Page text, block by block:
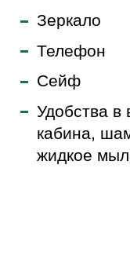
Зеркало
Телефон
Сейф
Удобства в
кабина,
жидкое